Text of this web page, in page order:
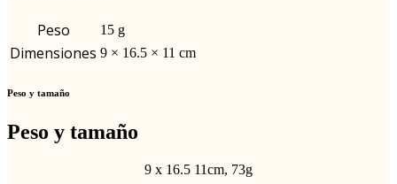
Peso 15 g
Dimensiones 9 × 16.5 × 11 cm
Peso y tamaño
Peso y tamaño
9 x 16.5 11cm, 73g